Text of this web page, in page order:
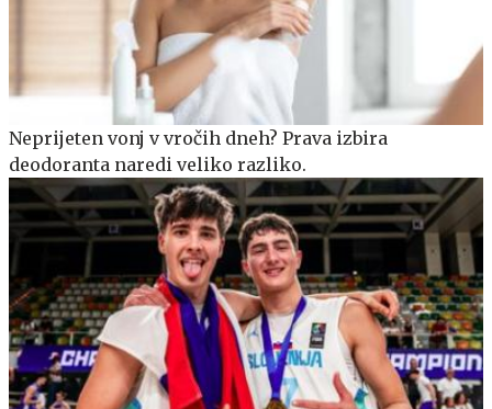
Neprijeten vonj v vročih dneh? Prava izbira
deodoranta naredi veliko razliko.